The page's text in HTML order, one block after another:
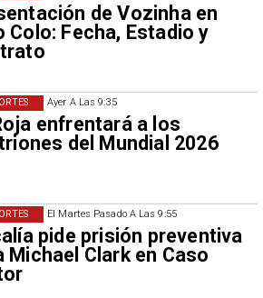
de Vozinha en
Colo: Fecha, Estadio y
Ayer A Las 9:35
enfrentará a los
del Mundial 2026
El Martes Pasado A Las 9:55
pide prisión preventiva
Michael Clark en Caso